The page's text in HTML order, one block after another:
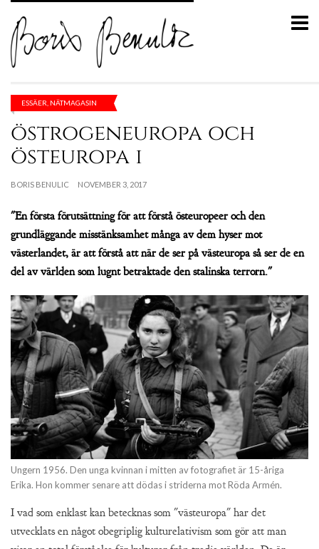
ESSÄER NÄTMAGASIN
östrogeneuropa och
östeuropa i
BORIS BENULIC NOVEMBER 3, 2017
"En första förutsättning för att förstå östeuropeer och den
grundläggande misstänksamhet många av dem hyser mot
västerlandet, är att förstå att när de ser på västeuropa så ser de en
del av världen som lugnt betraktade den stalinska terrorn."
Ungern 1956. Den unga kvinnan i mitten av fotografiet är 15-åriga
Erika. Hon kommer senare att dödas i striderna mot Röda Armén.
I vad som enklast kan betecknas som "västeuropa" har det
utvecklats en något obegriplig kulturelativism som gör att man